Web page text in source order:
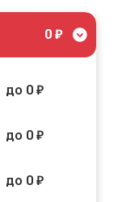
0 ₽
до 0 ₽
до 0 ₽
до 0 ₽